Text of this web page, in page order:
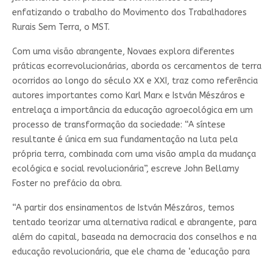
enfatizando o trabalho do Movimento dos Trabalhadores
Rurais Sem Terra, o MST.
Com uma visão abrangente, Novaes explora diferentes
práticas ecorrevolucionárias, aborda os cercamentos de terra
ocorridos ao longo do século XX e XXI, traz como referência
autores importantes como Karl Marx e István Mészáros e
entrelaça a importância da educação agroecológica em um
processo de transformação da sociedade: “A síntese
resultante é única em sua fundamentação na luta pela
própria terra, combinada com uma visão ampla da mudança
ecológica e social revolucionária”, escreve John Bellamy
Foster no prefácio da obra.
“A partir dos ensinamentos de István Mészáros, temos
tentado teorizar uma alternativa radical e abrangente, para
além do capital, baseada na democracia dos conselhos e na
educação revolucionária, que ele chama de ‘educação para